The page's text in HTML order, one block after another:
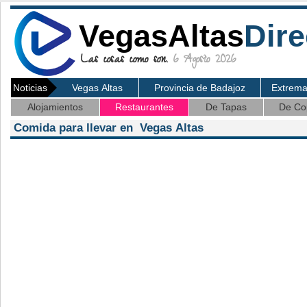
VegasAltas
Las cosas como son. 6 Agosto 2026
Noticias Vegas Altas Provincia de Badajoz
Alojamientos
Restaurantes De Tapas De
Comida para llevar en Vegas Altas